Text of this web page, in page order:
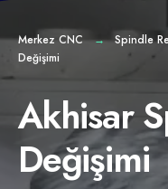
Merkez CNC Spindle
Değişimi
Akhisar
Değişimi